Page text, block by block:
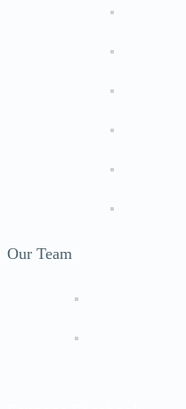
Our Team